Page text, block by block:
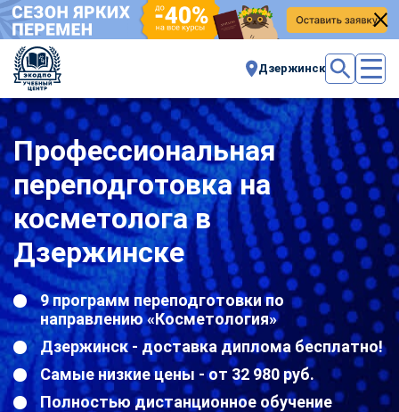
Дзержинск
Профессиональная
переподготовка на
косметолога в
Дзержинске
9 программ переподготовки по
направлению «Косметология»
Дзержинск - доставка диплома бесплатно!
Самые низкие цены - от 32 980 руб.
Полностью дистанционное обучение